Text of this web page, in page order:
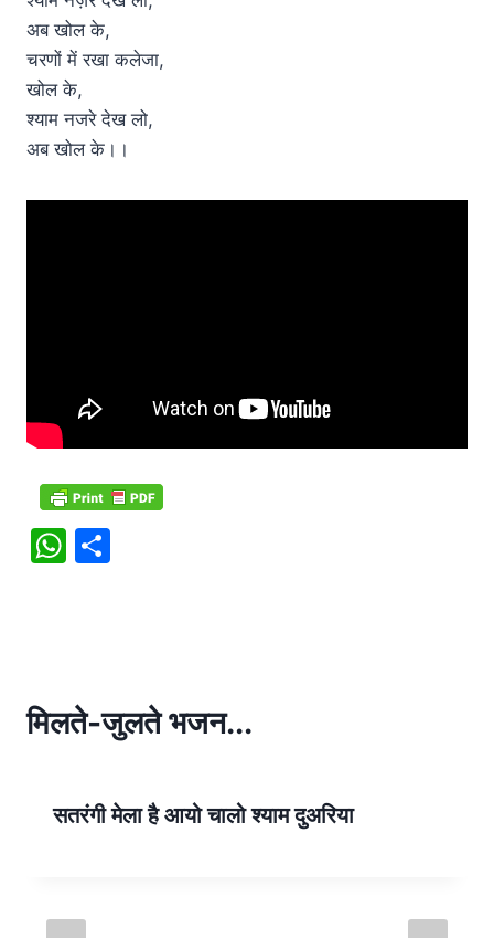
अब खोल के,
चरणों में रखा कलेजा,
खोल के,
श्याम नजरे देख लो,
अब खोल के।।
W
p
मिलते-जुलते भजन...
सतरंगी मेला है आयो चालो श्याम दुअरिया